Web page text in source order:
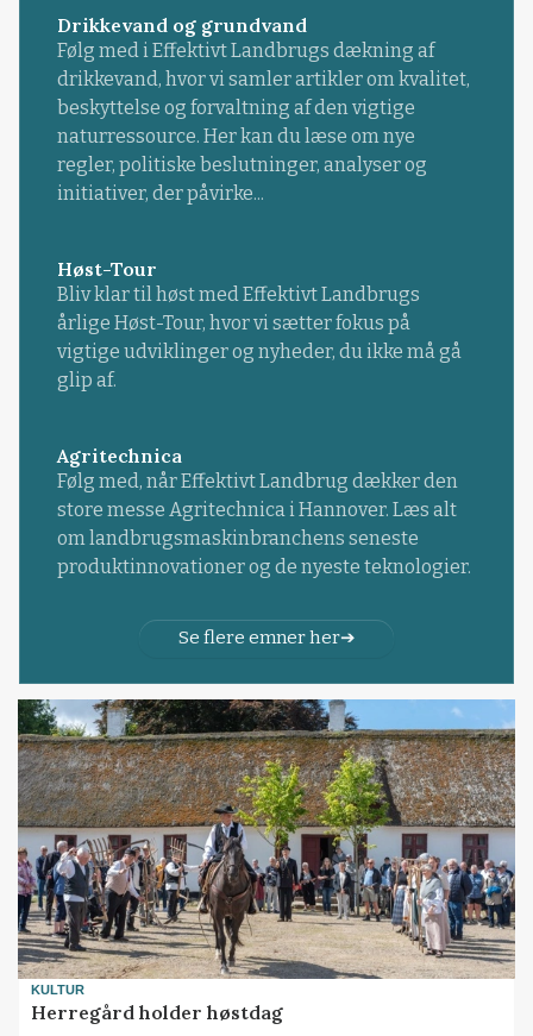
Drikkevand og grundvand
Følg med i Effektivt Landbrugs dækning af
drikkevand, hvor vi samler artikler om kvalitet,
beskyttelse og forvaltning af den vigtige
naturressource. Her kan du læse om nye
regler, politiske beslutninger, analyser og
initiativer, der påvirke...
Høst-Tour
Bliv klar til høst med Effektivt Landbrugs
årlige Høst-Tour, hvor vi sætter fokus på
vigtige udviklinger og nyheder, du ikke må gå
glip af.
Agritechnica
Følg med, når Effektivt Landbrug dækker den
store messe Agritechnica i Hannover. Læs alt
om landbrugsmaskinbranchens seneste
produktinnovationer og de nyeste teknologier.
Se flere emner her
KULTUR
Herregård holder høstdag